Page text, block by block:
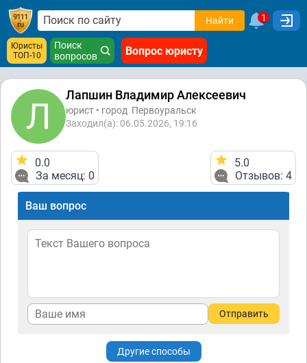
Найти 1
Юристы
ТОП-10
Поиск
вопросов
Вопрос юристу
Лапшин Владимир Алексеевич
юрист • город Первоуральск
Заходил(а): 06.05.2026, 19:16
0.0
За месяц: 0
5.0
Отзывов: 4
Ваш вопрос
Отправить
Другие способы